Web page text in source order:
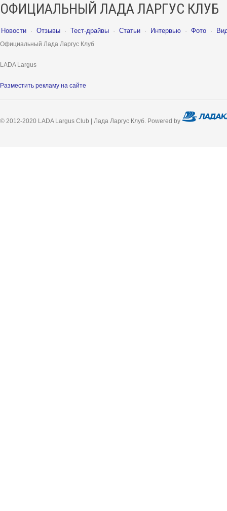
ОФИЦИАЛЬНЫЙ ЛАДА ЛАРГУС КЛУБ
Новости · Отзывы · Тест-драйвы · Статьи · Интервью · Фото ·
Официальный Лада Ларгус Клуб
LADA Largus
Разместить рекламу на сайте
© 2012-2020 LADA Largus Club | Лада Ларгус Клуб. Powered by